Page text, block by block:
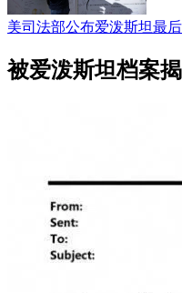
美司法部公布爱泼斯坦最
被爱泼斯坦档案